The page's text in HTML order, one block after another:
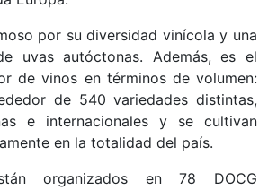
por su diversidad vinícola y una
uvas autóctonas. Además, es el
de vinos en términos de volumen:
de 540 variedades distintas,
e internacionales y se cultivan
en la totalidad del país.
organizados en 78 DOCG